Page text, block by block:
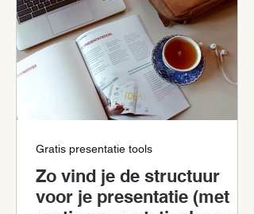
Zo vind je de structuur
voor je presentatie (met
Gratis presentatie tools